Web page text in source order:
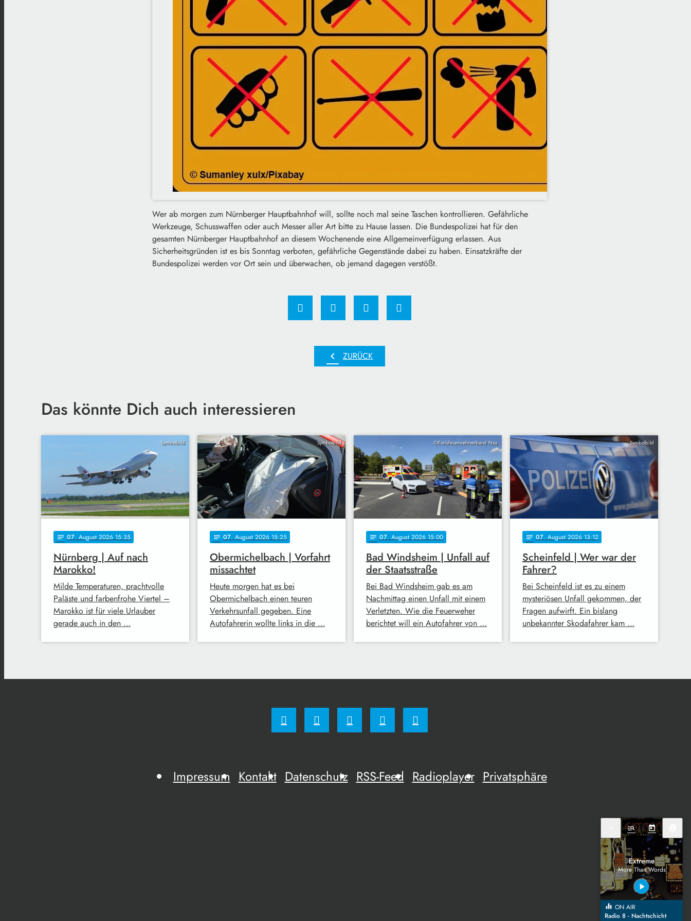
Wer ab morgen zum Nürnberger Hauptbahnhof will, sollte noch mal seine Taschen kontrollieren. Gefährliche
Werkzeuge, Schusswaffen oder auch Messer aller Art bitte zu Hause lassen. Die Bundespolizei hat für den
gesamten Nürnberger Hauptbahnhof an diesem Wochenende eine Allgemeinverfügung erlassen. Aus
Sicherheitsgründen ist es bis Sonntag verboten, gefährliche Gegenstände dabei zu haben. Einsatzkräfte der
Bundespolizei werden vor Ort sein und überwachen, ob jemand dagegen verstößt.
chevron_left ZURÜCK
Das könnte Dich auch interessieren
Symbolbild
notes 07. August 2026 15:35
Nürnberg | Auf nach
Marokko!
Milde Temperaturen, prachtvolle
Paläste und farbenfrohe Viertel –
Marokko ist für viele Urlauber
gerade auch in den …
Symbolbild
notes 07. August 2026 15:25
Obermichelbach | Vorfahrt
missachtet
Heute morgen hat es bei
Obermichelbach einen teuren
Verkehrsunfall gegeben. Eine
Autofahrerin wollte links in die …
©Kreisfeuerwehrverband Nea
notes 07. August 2026 15:00
Bad Windsheim | Unfall auf
der Staatsstraße
Bei Bad Windsheim gab es am
Nachmittag einen Unfall mit einem
Verletzten. Wie die Feuerweher
berichtet will ein Autofahrer von …
Symbolbild
notes 07. August 2026 13:12
Scheinfeld | Wer war der
Fahrer?
Bei Scheinfeld ist es zu einem
mysteriösen Unfall gekommen, der
Fragen aufwirft. Ein bislang
unbekannter Skodafahrer kam …
Impressum Kontakt Datenschutz RSS-Feed Radioplayer Privatsphäre
manage_search today
Extreme
More Than Words
play_arrow
equalizer ON AIR
Radio 8 - Nachtschicht